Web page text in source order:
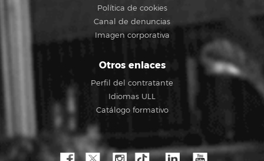
Política de cookies
Canal de denuncias
Imagen corporativa
Otros enlaces
Perfil del contratante
Idiomas ULL
Catálogo formativo